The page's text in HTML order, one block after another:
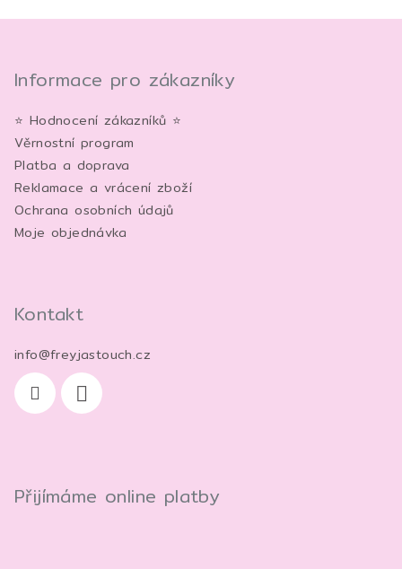
z
Z
Informace pro zákazníky
⭐ Hodnocení zákazníků ⭐
Věrnostní program
Platba a doprava
Reklamace a vrácení zboží
Ochrana osobních údajů
Moje objednávka
Kontakt
info@freyjastouch.cz
Přijímáme online platby